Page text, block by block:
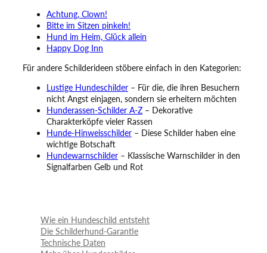
Achtung, Clown!
Bitte im Sitzen pinkeln!
Hund im Heim, Glück allein
Happy Dog Inn
Für andere Schilderideen stöbere einfach in den Kategorien:
Lustige Hundeschilder – Für die, die ihren Besuchern
nicht Angst einjagen, sondern sie erheitern möchten
Hunderassen-Schilder A-Z – Dekorative
Charakterköpfe vieler Rassen
Hunde-Hinweisschilder – Diese Schilder haben eine
wichtige Botschaft
Hundewarnschilder – Klassische Warnschilder in den
Signalfarben Gelb und Rot
Wie ein Hundeschild entsteht
Die Schilderhund-Garantie
Technische Daten